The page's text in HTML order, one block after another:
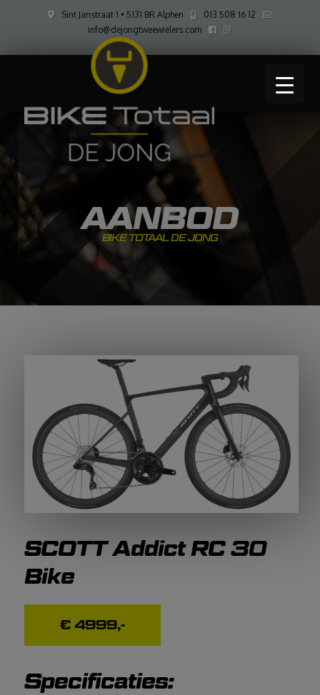
Sint Janstraat 1 • 5131 BR Alphen
013 508 16 12
info@dejongtweewielers.com
AANBOD
BIKE TOTAAL DE JONG
SCOTT Addict RC 30
Bike
€ 4999,-
Specificaties: